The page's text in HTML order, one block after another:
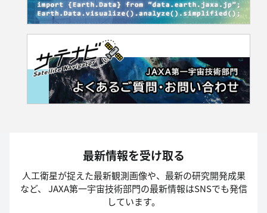
最新情報を受け取る
人工衛星が捉えた最新観測画像や、最新の研究開発成果
など、
JAXA第一宇宙技術部門の最新情報はSNSでも発信
しています。